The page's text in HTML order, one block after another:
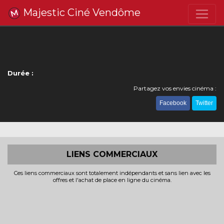
Majestic Ciné Vendôme
Durée :
Partagez vos envies cinéma :
Facebook Twitter
LIENS COMMERCIAUX
Ces liens commerciaux sont totalement indépendants et sans lien avec les
offres et l'achat de place en ligne du cinéma.